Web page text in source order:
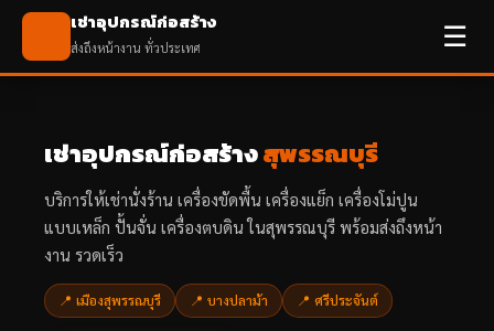
เช่าอุปกรณ์ก่อสร้าง
ส่งถึงหน้างาน ทั่วประเทศ ☰
เช่าอุปกรณ์ก่อสร้างสุพรรณบุรี
บริการให้เช่านั่งร้าน เครื่องขัดพื้น เครื่องแย็ก เครื่องโม่ปูน
แบบเหล็ก ปั้นจั่น เครื่องตบดิน ในสุพรรณบุรี พร้อมส่งถึงหน้า
งาน รวดเร็ว
📍 เมืองสุพรรณบุรี 📍 บางปลาม้า 📍 ศรีประจันต์